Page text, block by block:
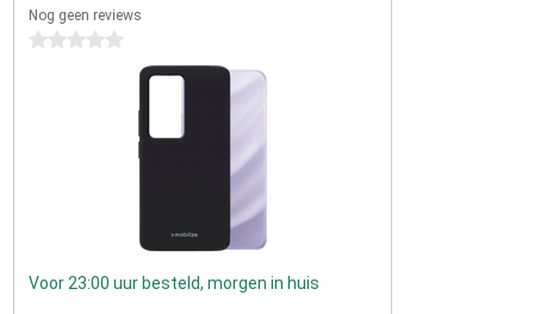
Nog geen reviews
0 sterren
Voor 23:00 uur besteld, morgen in huis